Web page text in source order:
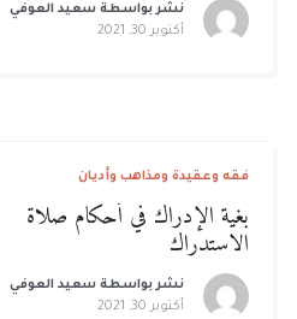
نشر بواسطة سعيد العوفي
أكتوبر 30, 2021
فقه وعقيدة ومذاهب وأديان
بغية الإدراك في أحكام صلاة
الاستدراك
نشر بواسطة سعيد العوفي
أكتوبر 30, 2021